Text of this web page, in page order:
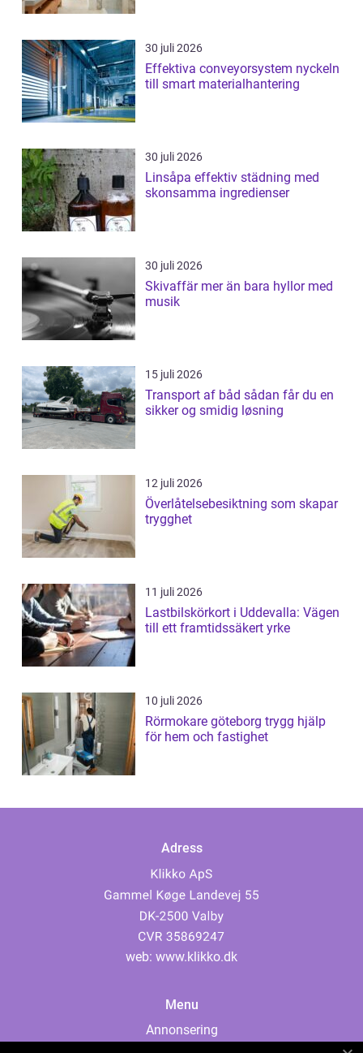
30 juli 2026
Effektiva conveyorsystem nyckeln
till smart materialhantering
30 juli 2026
Linsåpa effektiv städning med
skonsamma ingredienser
30 juli 2026
Skivaffär mer än bara hyllor med
musik
15 juli 2026
Transport af båd sådan får du en
sikker og smidig løsning
12 juli 2026
Överlåtelsebesiktning som skapar
trygghet
11 juli 2026
Lastbilskörkort i Uddevalla: Vägen
till ett framtidssäkert yrke
10 juli 2026
Rörmokare göteborg trygg hjälp
för hem och fastighet
Adress
web: www.klikko.dk
Menu
Annonsering